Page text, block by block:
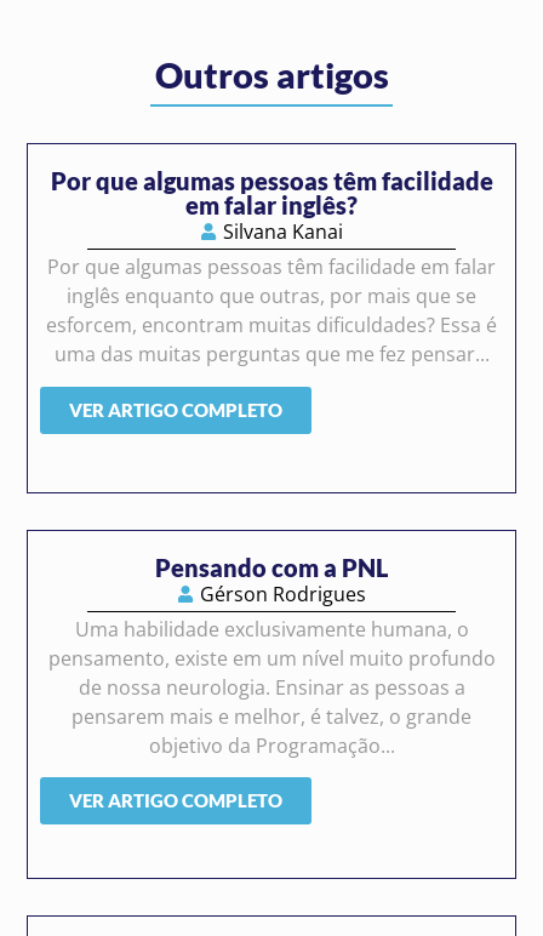
Outros artigos
Por que algumas pessoas têm facilidade
em falar inglês?
Silvana Kanai
Por que algumas pessoas têm facilidade em falar
inglês enquanto que outras, por mais que se
esforcem, encontram muitas dificuldades? Essa é
uma das muitas perguntas que me fez pensar...
VER ARTIGO COMPLETO
Pensando com a PNL
Gérson Rodrigues
Uma habilidade exclusivamente humana, o
pensamento, existe em um nível muito profundo
de nossa neurologia. Ensinar as pessoas a
pensarem mais e melhor, é talvez, o grande
objetivo da Programação...
VER ARTIGO COMPLETO